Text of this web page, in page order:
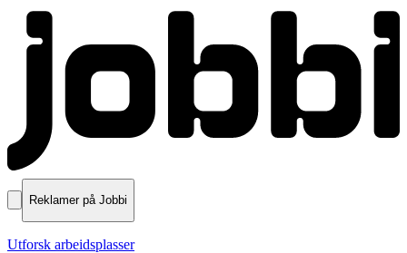
Reklamer på Jobbi
Utforsk arbeidsplasser